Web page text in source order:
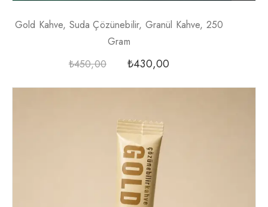
Gold Kahve, Suda Çözünebilir, Granül Kahve, 250
Gram
₺450,00 ₺430,00